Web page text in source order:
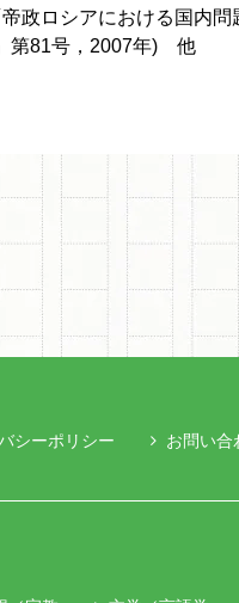
政ロシアにおける国内
第81号，2007年) 他
シーポリシー お問い合